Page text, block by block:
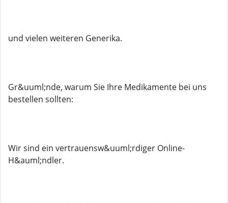
und vielen weiteren Generika.
Gr&uuml;nde, warum Sie Ihre Medikamente bei uns
bestellen sollten:
Wir sind ein vertrauensw&uuml;rdiger Online-
H&auml;ndler.